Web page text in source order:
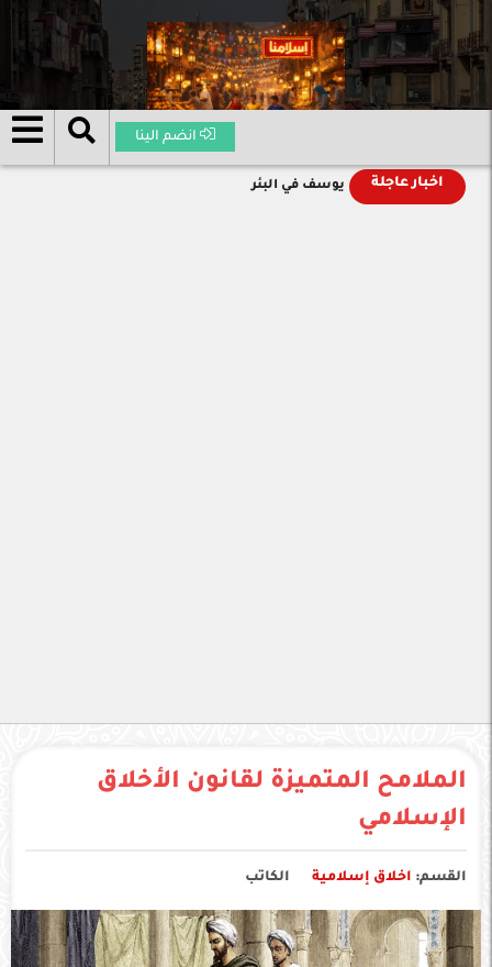
انضم الينا
اخبار عاجلة يوسف في البئر
الملامح المتميزة لقانون الأخلاق
الإسلامي
القسم: اخلاق إسلامية الكاتب